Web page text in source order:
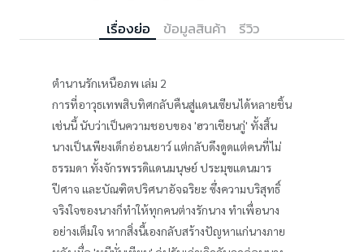
เรื่องย่อ ข้อมูลสินค้า รีวิว
ตำนานรักเหนือภพ เล่ม 2
การที่อาวุธเทพสิบทิศกลับคืนสู่แดนเซียนได้หลายชิ้น
เช่นนี้ นับว่าเป็นความชอบของ 'ฮวาเชียนกู่' ทั้งสิ้น
นางเป็นเพียงเด็กอ่อนเยาว์ แต่กลับดึงดูดแต่คนที่ไม่
ธรรมดา ทั้งจักรพรรดิแดนมนุษย์ ประมุขแดนมาร
ปีศาจ และบัณฑิตปริศนาอัจฉริยะ ซึ่งความบริสุทธิ์
จริงใจของนางก็ทำให้ทุกคนต่างรักนาง ทำเพื่อนาง
อย่างเต็มใจ หากสิ่งนี้เองกลับสร้างปัญหาแก่นางภาย